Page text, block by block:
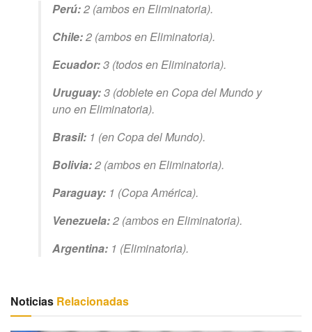
Perú:2 (ambos en Eliminatoria).
Chile:2 (ambos en Eliminatoria).
Ecuador:3 (todos en Eliminatoria).
Uruguay:3 (doblete en Copa del Mundo y
uno en Eliminatoria).
Brasil: 1 (en Copa del Mundo).
Bolivia:2 (ambos en Eliminatoria).
Paraguay: 1 (Copa América).
Venezuela:2 (ambos en Eliminatoria).
Argentina: 1 (Eliminatoria).
Noticias Relacionadas